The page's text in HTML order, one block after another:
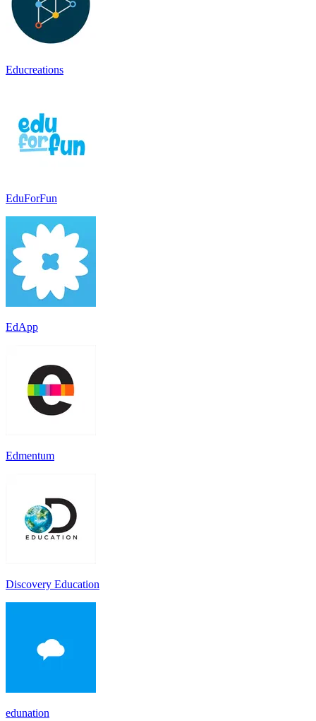
Educreations
EduForFun
EdApp
Edmentum
Discovery Education
edunation